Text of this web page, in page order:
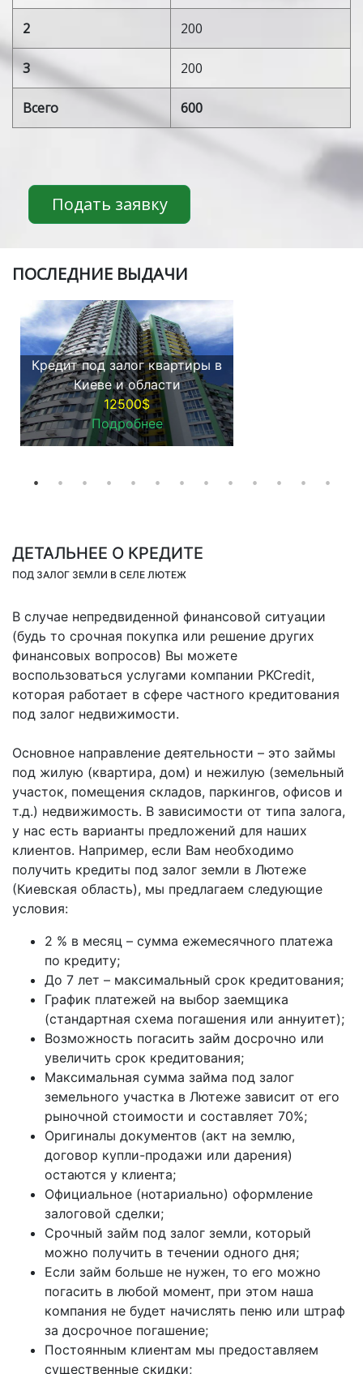
2 200
3 200
Всего 600
Подать заявку
ПOСЛЕДНИЕ ВЫДАЧИ
Кредит под залог квартиры в
Киеве и области
12500$
Подробнее
ДЕТАЛЬНЕЕ О КРЕДИТЕ
ПОД ЗАЛОГ ЗЕМЛИ В СЕЛЕ ЛЮТЕЖ
В случае непредвиденной финансовой ситуации
(будь то срочная покупка или решение других
финансовых вопросов) Вы можете
воспользоваться услугами компании PKCredit,
которая работает в сфере частного кредитования
под залог недвижимости.
Основное направление деятельности – это займы
под жилую (квартира, дом) и нежилую (земельный
участок, помещения складов, паркингов, офисов и
т.д.) недвижимость. В зависимости от типа залога,
у нас есть варианты предложений для наших
клиентов. Например, если Вам необходимо
получить кредиты под залог земли в Лютеже
(Киевская область), мы предлагаем следующие
условия:
2 % в месяц – сумма ежемесячного платежа
по кредиту;
До 7 лет – максимальный срок кредитования;
График платежей на выбор заемщика
(стандартная схема погашения или аннуитет);
Возможность погасить займ досрочно или
увеличить срок кредитования;
Максимальная сумма займа под залог
земельного участка в Лютеже зависит от его
рыночной стоимости и составляет 70%;
Оригиналы документов (акт на землю,
договор купли-продажи или дарения)
остаются у клиента;
Официальное (нотариально) оформление
залоговой сделки;
Срочный займ под залог земли, который
можно получить в течении одного дня;
Если займ больше не нужен, то его можно
погасить в любой момент, при этом наша
компания не будет начислять пеню или штраф
за досрочное погашение;
Постоянным клиентам мы предоставляем
существенные скидки;